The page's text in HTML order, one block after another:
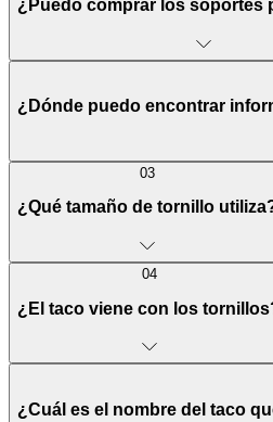
¿Puedo comprar los soportes
¿Dónde puedo encontrar
03
¿Qué tamaño de tornillo
04
¿El taco viene con los
¿Cuál es el nombre del taco